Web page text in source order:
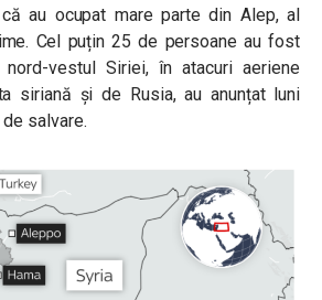
au ocupat mare parte din Alep, al
Cel puțin 25 de persoane au fost
vestul Siriei, în atacuri aeriene
siriană și de Rusia, au anunțat luni
salvare.